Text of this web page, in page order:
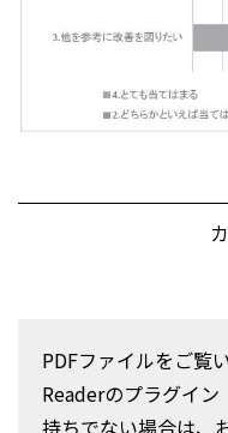
PDFファイルをご覧
Readerのプラグイ
持ちでない場合は、